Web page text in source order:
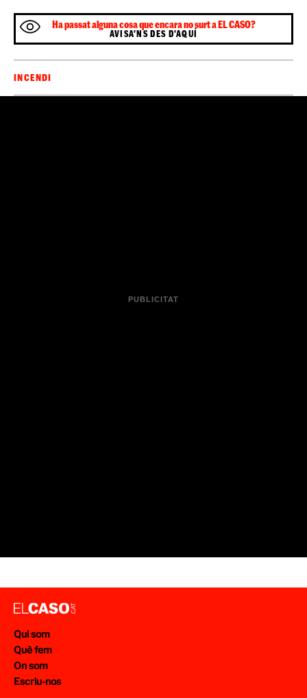
Ha passat alguna cosa que encara no surt a EL CASO?
AVISA'NS DES D'AQUÍ
INCENDI
Qui som
Què fem
On som
Escriu-nos